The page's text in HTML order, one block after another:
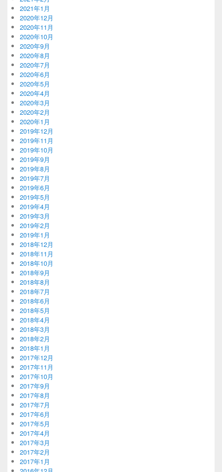
2021年1月
2020年12月
2020年11月
2020年10月
2020年9月
2020年8月
2020年7月
2020年6月
2020年5月
2020年4月
2020年3月
2020年2月
2020年1月
2019年12月
2019年11月
2019年10月
2019年9月
2019年8月
2019年7月
2019年6月
2019年5月
2019年4月
2019年3月
2019年2月
2019年1月
2018年12月
2018年11月
2018年10月
2018年9月
2018年8月
2018年7月
2018年6月
2018年5月
2018年4月
2018年3月
2018年2月
2018年1月
2017年12月
2017年11月
2017年10月
2017年9月
2017年8月
2017年7月
2017年6月
2017年5月
2017年4月
2017年3月
2017年2月
2017年1月